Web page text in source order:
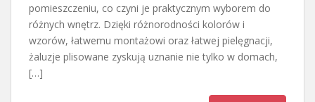
pomieszczeniu, co czyni je praktycznym wyborem do
różnych wnętrz. Dzięki różnorodności kolorów i
wzorów, łatwemu montażowi oraz łatwej pielęgnacji,
żaluzje plisowane zyskują uznanie nie tylko w domach,
[…]